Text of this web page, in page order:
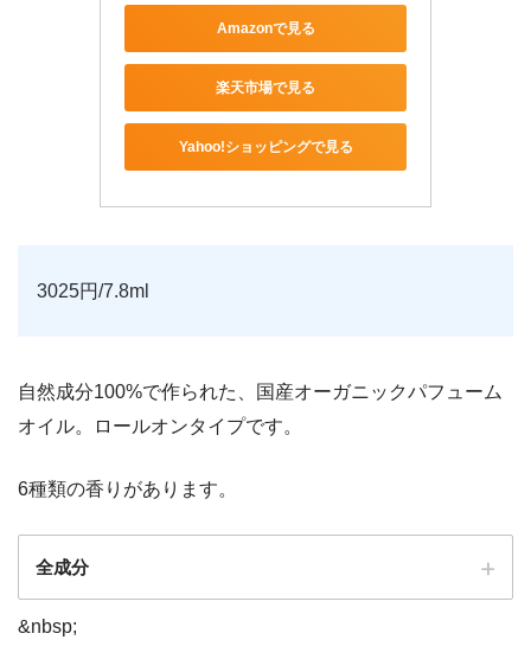
Amazonで見る
楽天市場で見る
Yahoo!ショッピングで見る
3025円/7.8ml
自然成分100%で作られた、国産オーガニックパフューム
オイル。ロールオンタイプです。
6種類の香りがあります。
全成分
&nbsp;